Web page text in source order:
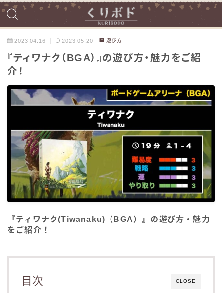
2023.04.16 2023.05.20 遊び方
『ティワナク（BGA）』の遊び方・魅力をご紹
介！
『ティワナク(Tiwanaku)（BGA）』の遊び方・魅力
をご紹介！
CLOSE
目次